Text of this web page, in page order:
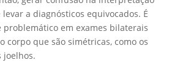
a diagnósticos equivocados. É
problemático em exames bilaterais
corpo que são simétricas, como os
joelhos.